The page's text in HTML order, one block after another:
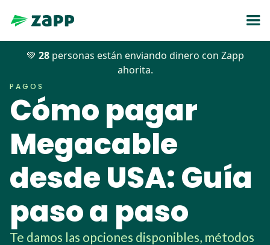
💚 28 personas están enviando dinero con Zapp
ahorita.
Blog >> Pagos >> Cómo pagar Megacable desde USA
PAGOS
Cómo pagar
Megacable
desde USA: Guía
paso a paso
Te damos las opciones disponibles, métodos